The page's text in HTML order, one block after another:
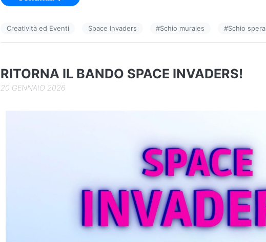
b
o
k
dI
vi
Creatività ed Eventi Space Invaders #Schio murales #Schio spera
RITORNA IL BANDO SPACE INVADERS!
20 GENNAIO 2026